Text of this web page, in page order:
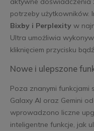
potrzeby użytkowników.
Bixby i Perplexityw
Ultra umożliwia
kliknięciem przycisku
Nowe i ulepszone
Poza znanymi funkcjami
Galaxy AI oraz Gemini
wprowadzono liczne
inteligentne funkcje, jak